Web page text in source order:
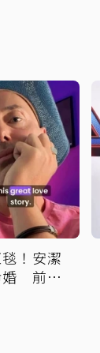
！安潔
婚 前妻